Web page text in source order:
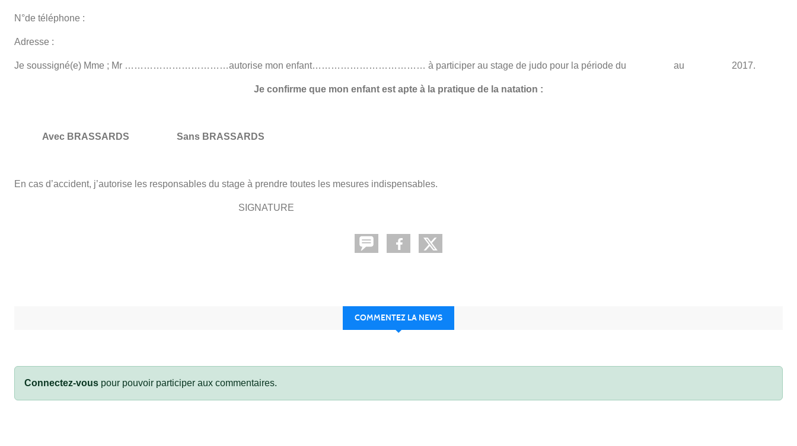
N°de téléphone :
Adresse :
Je soussigné(e) Mme ; Mr ……………………………autorise mon enfant……………………………… à participer au stage de judo pour la période du au 2017.
Je confirme que mon enfant est apte à la pratique de la natation :
Avec BRASSARDS Sans BRASSARDS
En cas d’accident, j’autorise les responsables du stage à prendre toutes les mesures indispensables.
SIGNATURE
COMMENTEZ LA NEWS
Connectez-vous pour pouvoir participer aux commentaires.